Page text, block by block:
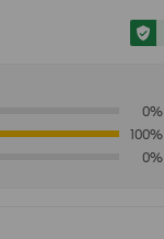
0%
100%
0%